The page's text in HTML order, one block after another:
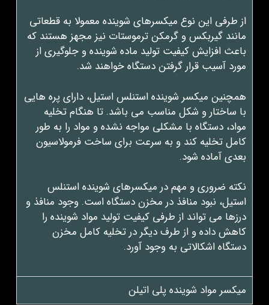
از طرفی این نوع میکسرهای شوینده معمولا به قطعاتی
مانند گیربکس و گرمکن ترموستات نیز مجهز هستند که
باعث افزایش کیفیت تولید ماده شوینده و جلوگیری از
مورد آسیب قرار گرفتن دستگاه خواهند شد.
همچنین میکسر شوینده استنلس استیل، دارای پره هایی
با ساختار و شکل مناسب می باشد. تا هنگام تخلیه
مواد، دستگاه با مشکلی مواجه نشده و مواد را به طور
کامل تخلیه کند و به سرعت برای ساخت فرمولاسیون
بعدی آماده شود.
نکته ضروری و مهم در میکسرهای شوینده استنلس
استیل، نبود منافذ در مخزن دستگاه است. وجود منافذ و
درزها می تواند از طرفی کیفیت تولید مواد شوینده را
کاهش داده و از طرف دیگر در تخلیه کامل مخزن
دستگاه اشکالاتی به وجود آورد.
میکسر مواد شوینده پلی اتیلن